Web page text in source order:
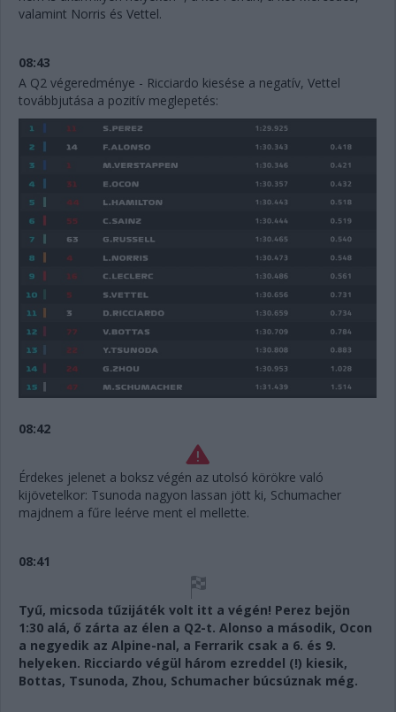
valamint Norris és Vettel.
08:43
A Q2 végeredménye - Ricciardo kiesése a negatív, Vettel
továbbjutása a pozitív meglepetés:
08:42
Érdekes jelenet a boksz végén az utolsó körökre való
kijövetelkor: Tsunoda nagyon lassan jött ki, Schumacher
majdnem a fűre leérve ment el mellette.
08:41
Tyű, micsoda tűzijáték volt itt a végén! Perez bejön
1:30 alá, ő zárta az élen a Q2-t. Alonso a második, Ocon
a negyedik az Alpine-nal, a Ferrarik csak a 6. és 9.
helyeken. Ricciardo végül három ezreddel (!) kiesik,
Bottas, Tsunoda, Zhou, Schumacher búcsúznak még.